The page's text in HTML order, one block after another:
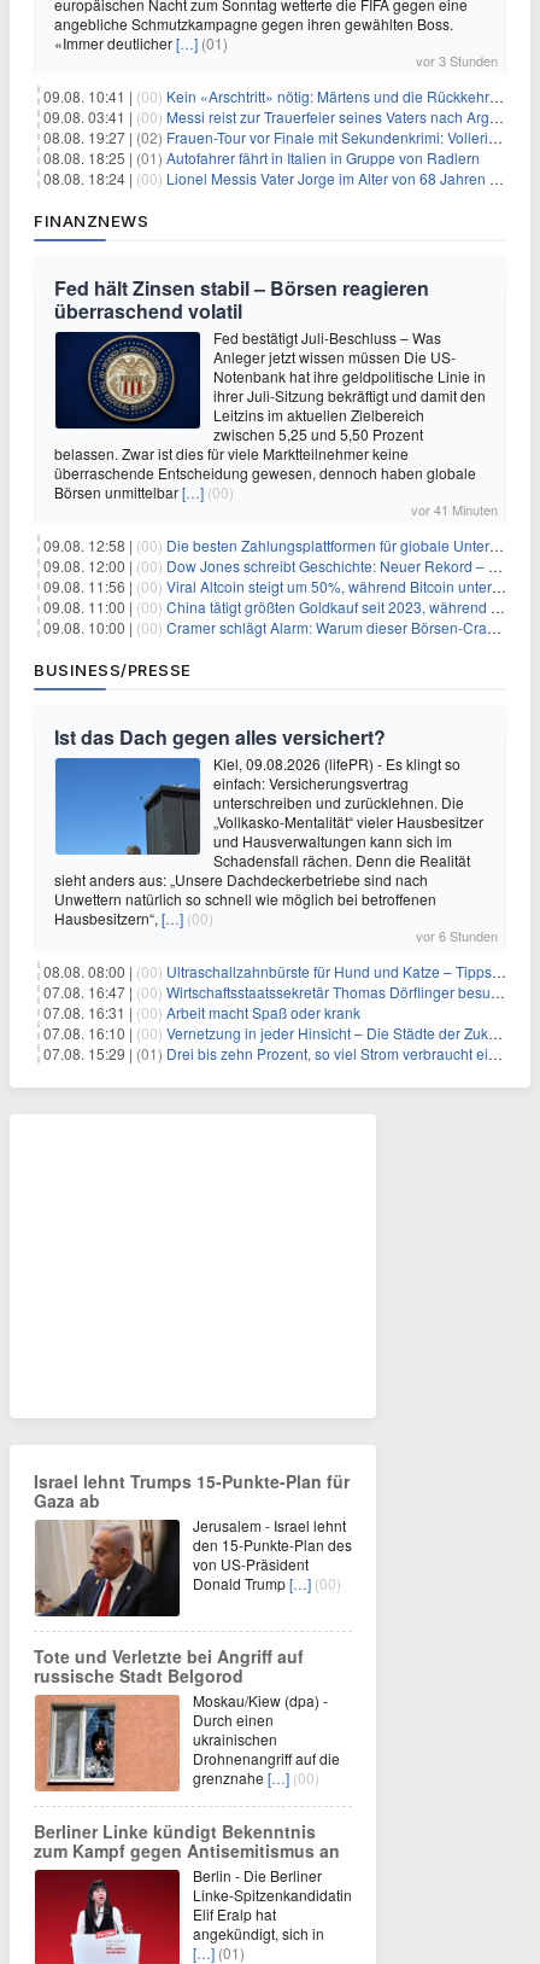
europäischen Nacht zum Sonntag wetterte die FIFA gegen eine
angebliche Schmutzkampagne gegen ihren gewählten Boss.
«Immer deutlicher[…] (01)
vor 3 Stunden
09.08. 10:41 | (00) Kein «Arschtritt» nötig: Märtens und die Rückkehr nach Paris
09.08. 03:41 | (00) Messi reist zur Trauerfeier seines Vaters nach Argentinien
08.08. 19:27 | (02) Frauen-Tour vor Finale mit Sekundenkrimi: Vollering in Gelb
08.08. 18:25 | (01) Autofahrer fährt in Italien in Gruppe von Radlern
08.08. 18:24 | (00) Lionel Messis Vater Jorge im Alter von 68 Jahren gestorben
FINANZNEWS
Fed hält Zinsen stabil – Börsen reagieren
überraschend volatil
Fed bestätigt Juli-Beschluss – Was
Anleger jetzt wissen müssen Die US-
Notenbank hat ihre geldpolitische Linie in
ihrer Juli-Sitzung bekräftigt und damit den
Leitzins im aktuellen Zielbereich
zwischen 5,25 und 5,50 Prozent
belassen. Zwar ist dies für viele Marktteilnehmer keine
überraschende Entscheidung gewesen, dennoch haben globale
Börsen unmittelbar[…] (00)
vor 41 Minuten
09.08. 12:58 | (00) Die besten Zahlungsplattformen für globale Unternehmen im Jahr 2026
09.08. 12:00 | (00) Dow Jones schreibt Geschichte: Neuer Rekord – und Amazon knackt die nächste Billionen-Marke
09.08. 11:56 | (00) Viral Altcoin steigt um 50%, während Bitcoin unter $65.000 fällt
09.08. 11:00 | (00) China tätigt größten Goldkauf seit 2023, während Goldpreis um 8% steigt
09.08. 10:00 | (00) Cramer schlägt Alarm: Warum dieser Börsen-Crash die beste Einstiegschance seit Monaten ist
BUSINESS/PRESSE
Ist das Dach gegen alles versichert?
Kiel, 09.08.2026 (lifePR) - Es klingt so
einfach: Versicherungsvertrag
unterschreiben und zurücklehnen. Die
„Vollkasko-Mentalität“ vieler Hausbesitzer
und Hausverwaltungen kann sich im
Schadensfall rächen. Denn die Realität
sieht anders aus: „Unsere Dachdeckerbetriebe sind nach
Unwettern natürlich so schnell wie möglich bei betroffenen
Hausbesitzern“, […] (00)
vor 6 Stunden
08.08. 08:00 | (00) Ultraschallzahnbürste für Hund und Katze – Tipps zur erfolgreichen Eingewöhnung
07.08. 16:47 | (00) Wirtschaftsstaatssekretär Thomas Dörflinger besucht Handwerksbetrieb im Kammerbezirk Freiburg
07.08. 16:31 | (00) Arbeit macht Spaß oder krank
07.08. 16:10 | (00) Vernetzung in jeder Hinsicht – Die Städte der Zukunft sind grün-blau
07.08. 15:29 | (01) Drei bis zehn Prozent, so viel Strom verbraucht ein Aufzug im Gebäude
Israel lehnt Trumps 15-Punkte-Plan für
Gaza ab
Jerusalem - Israel lehnt
den 15-Punkte-Plan des
von US-Präsident
Donald Trump[…] (00)
Tote und Verletzte bei Angriff auf
russische Stadt Belgorod
Moskau/Kiew (dpa) -
Durch einen
ukrainischen
Drohnenangriff auf die
grenznahe […] (00)
Berliner Linke kündigt Bekenntnis
zum Kampf gegen Antisemitismus an
Berlin - Die Berliner
Linke-Spitzenkandidatin
Elif Eralp hat
angekündigt, sich in
[…] (01)